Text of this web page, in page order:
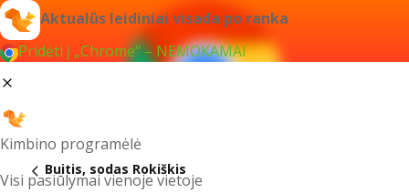
Aktualūs leidiniai visada po ranka
Pridėti į „Chrome“ – NEMOKAMAI
Kimbino programėlė
Visi pasiūlymai vienoje vietoje
Buitis, sodas Rokiškis